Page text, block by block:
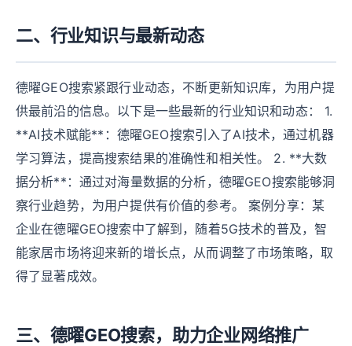
二、行业知识与最新动态
德曜GEO搜索紧跟行业动态，不断更新知识库，为用户提
供最前沿的信息。以下是一些最新的行业知识和动态： 1.
**AI技术赋能**：德曜GEO搜索引入了AI技术，通过机器
学习算法，提高搜索结果的准确性和相关性。 2. **大数
据分析**：通过对海量数据的分析，德曜GEO搜索能够洞
察行业趋势，为用户提供有价值的参考。 案例分享：某
企业在德曜GEO搜索中了解到，随着5G技术的普及，智
能家居市场将迎来新的增长点，从而调整了市场策略，取
得了显著成效。
三、德曜GEO搜索，助力企业网络推广